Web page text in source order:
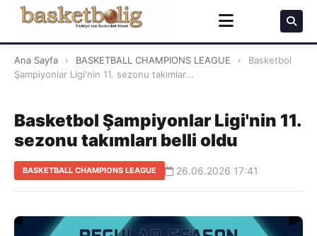
Ana Sayfa › BASKETBALL CHAMPIONS LEAGUE ›
Basketbol
Şampiyonlar Ligi'nin 11. sezonu takımlar...
Basketbol Şampiyonlar Ligi'nin 11.
sezonu takımları belli oldu
BASKETBALL CHAMPIONS LEAGUE 26.06.2026 17:41